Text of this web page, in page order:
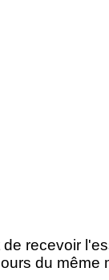
recevoir
du même